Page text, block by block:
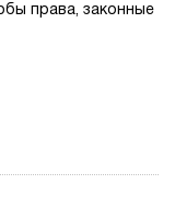
права, законные